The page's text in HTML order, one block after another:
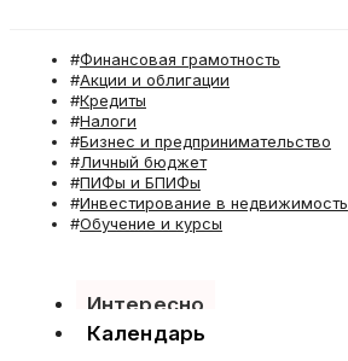
Финансовая грамотность
Акции и облигации
Кредиты
Налоги
Бизнес и предпринимательство
Личный бюджет
ПИФы и БПИФы
Инвестирование в недвижимость
Обучение и курсы
Интересно
Календарь